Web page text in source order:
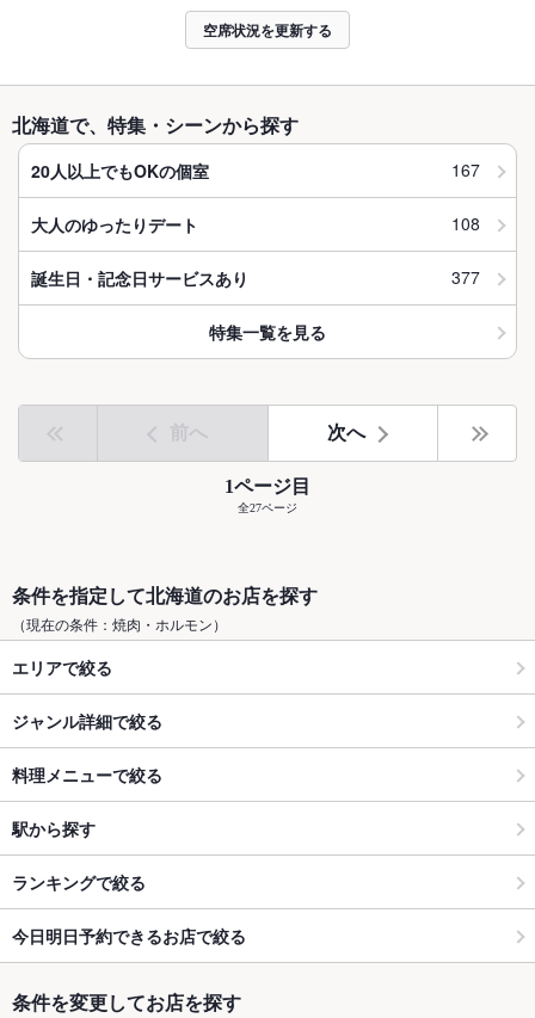
空席状況を更新する
北海道で、特集・シーンから探す
20人以上でもOKの個室 167
大人のゆったりデート 108
誕生日・記念日サービスあり 377
特集一覧を見る
前へ 次へ
1ページ目
全27ページ
条件を指定して北海道のお店を探す
（現在の条件：焼肉・ホルモン）
エリアで絞る
ジャンル詳細で絞る
料理メニューで絞る
駅から探す
ランキングで絞る
今日明日予約できるお店で絞る
条件を変更してお店を探す